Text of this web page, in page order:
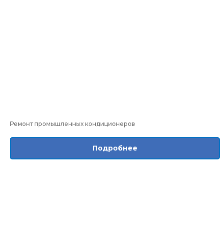
Ремонт промышленных кондиционеров
Подробнее